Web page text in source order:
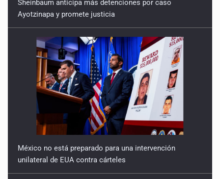
Y no se enoje con el FBI
Lo que quedó del mundial
8 de Julio de 2026
Hombre es investigado por ser autor intelectual del
feminicidio de su madre
7 de Julio de 2026
A ver cuántos quedan
Ayotzinapa y promete justicia
México no está preparado para una intervención
unilateral de EUA contra cárteles